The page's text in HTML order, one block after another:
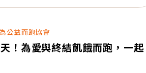
公益而跑協會
！為愛與終結飢餓而跑，一起